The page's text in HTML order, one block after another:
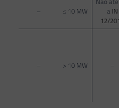
– ≤ 10 MW
a IN
12/
– > 10 MW –